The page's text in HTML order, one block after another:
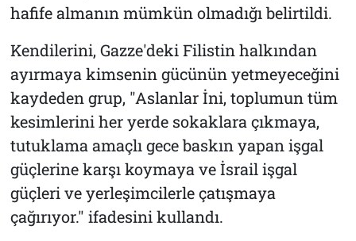
hafife almanın mümkün olmadığı belirtildi.
Kendilerini, Gazze'deki Filistin halkından
ayırmaya kimsenin gücünün yetmeyeceğini
kaydeden grup, "Aslanlar İni, toplumun tüm
kesimlerini her yerde sokaklara çıkmaya,
tutuklama amaçlı gece baskın yapan işgal
güçlerine karşı koymaya ve İsrail işgal
güçleri ve yerleşimcilerle çatışmaya
çağırıyor." ifadesini kullandı.